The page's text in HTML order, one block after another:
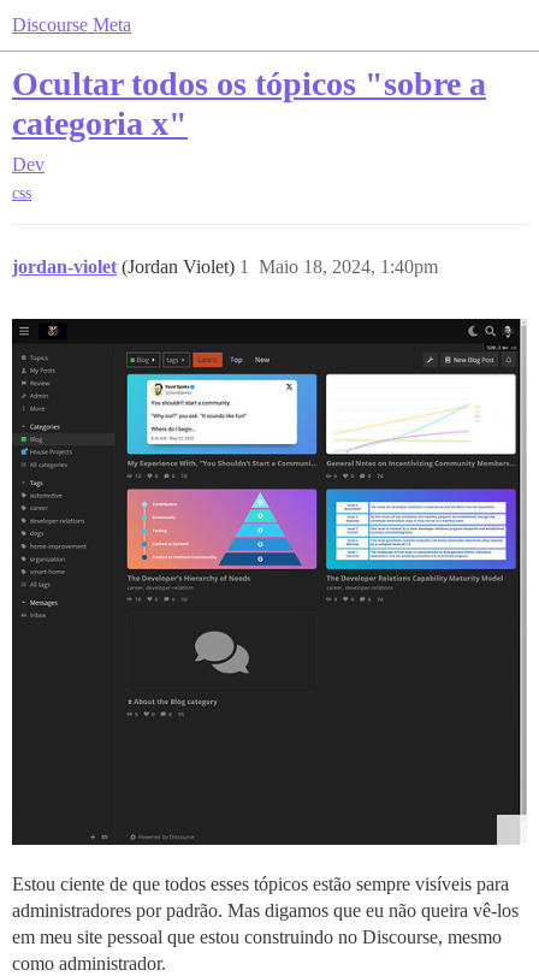
Discourse Meta
Ocultar todos os tópicos "sobre a
categoria x"
Dev
css
jordan-violet (Jordan Violet) Maio 18, 2024, 1:40pm
1
Estou ciente de que todos esses tópicos estão sempre visíveis para
administradores por padrão. Mas digamos que eu não queira vê-los
em meu site pessoal que estou construindo no Discourse, mesmo
como administrador.